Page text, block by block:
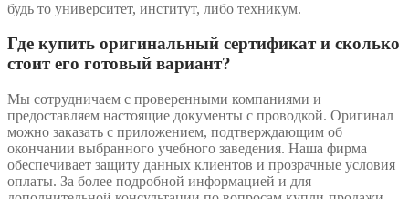
будь то университет, институт, либо техникум.
Где купить оригинальный сертификат и сколько
стоит его готовый вариант?
Мы сотрудничаем с проверенными компаниями и
предоставляем настоящие документы с проводкой. Оригинал
можно заказать с приложением, подтверждающим об
окончании выбранного учебного заведения. Наша фирма
обеспечивает защиту данных клиентов и прозрачные условия
оплаты. За более подробной информацией и для